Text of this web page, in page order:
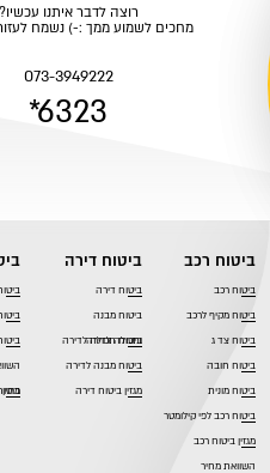
רוצה לדבר איתנו עכשיו?
מחכים לשמוע ממך :-) נשמח לעזור
073-3949222
*6323
ביטוח רכב
ביטוח רכב
ביטוח מקיף לרכב
ביטוח צד ג
ביטוח חובה
ביטוח מונית
ביטוח רכב לפי קילומטר
מגזין ביטוח רכב
השוואת מחיר
ביטוח דירה
ביטוח דירה
ביטוח מבנה
ותכולה לדירה
ביטוח תכולה לדירה
ביטוח מבנה לדירה
מגזין ביטוח דירה